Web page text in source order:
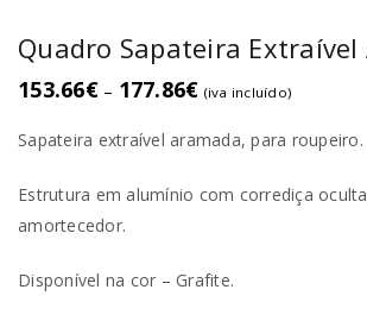
Quadro Sapateira Extraível
153.66€ – 177.86€ (iva incluído)
Sapateira extraível aramada, para roupeiro.
Estrutura em alumínio com corrediça
amortecedor.
Disponível na cor – Grafite.